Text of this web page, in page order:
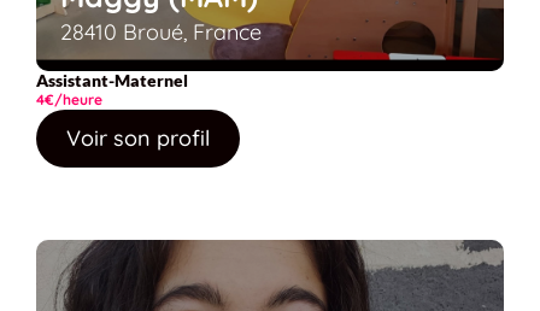
28410 Broué, France
Assistant-Maternel
4€/heure
Voir son profil